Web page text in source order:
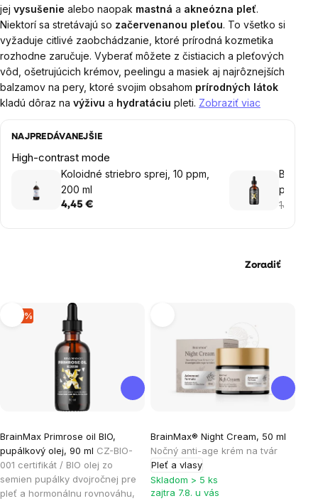
jej vysušenie alebo naopak mastná a akneózna pleť.
Niektorí sa stretávajú so začervenanou pleťou. To všetko si
vyžaduje citlivé zaobchádzanie, ktoré prírodná kozmetika
rozhodne zaručuje. Vyberať môžete z čistiacich a pleťových
vôd, ošetrujúcich krémov, peelingu a masiek aj najrôznejších
balzamov na pery, ktoré svojim obsahom prírodných látok
kladú dôraz na výživu a hydratáciu pleti. Zobraziť viac
NAJPREDÁVANEJŠIE
High-contrast mode
Koloidné striebro sprej, 10 ppm,
200 ml
4,45 €
14,65 €
Zoradiť
Výpis
produktov
–19 %
BrainMax Primrose oil BIO,
pupálkový olej, 90 ml CZ-BIO-
001 certifikát / BIO olej zo
semien pupálky dvojročnej pre
pleť a hormonálnu rovnováhu,
BrainMax® Night Cream, 50 ml
Nočný anti-age krém na tvár
Pleť a vlasy
Skladom > 5 ks
zajtra 7.8. u vás